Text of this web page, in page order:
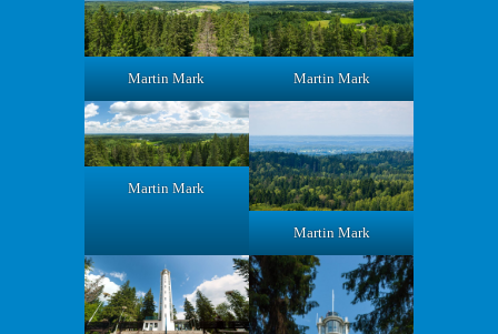
Martin Mark Martin Mark
Martin Mark
Martin Mark